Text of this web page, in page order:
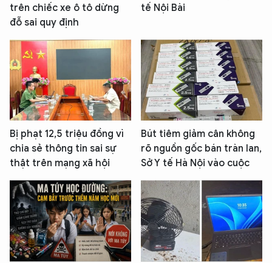
trên chiếc xe ô tô dừng
đỗ sai quy định
tế Nội Bài
Bị phạt 12,5 triệu đồng vì
chia sẻ thông tin sai sự
thật trên mạng xã hội
Bút tiêm giảm cân không
rõ nguồn gốc bán tràn lan,
Sở Y tế Hà Nội vào cuộc